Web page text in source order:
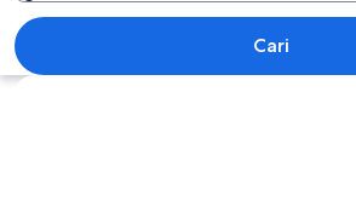
Cari
Jelajahi peta